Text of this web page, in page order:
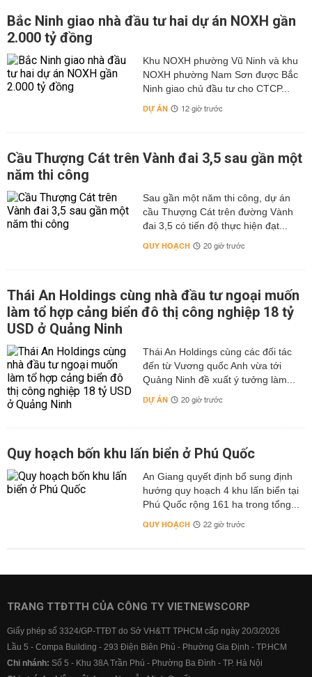
Bắc Ninh giao nhà đầu tư hai dự án NOXH gần
2.000 tỷ đồng
Khu NOXH phường Vũ Ninh và khu
NOXH phường Nam Sơn được Bắc
Ninh giao chủ đầu tư cho CTCP...
DỰ ÁN 12 giờ trước
Cầu Thượng Cát trên Vành đai 3,5 sau gần một
năm thi công
Sau gần một năm thi công, dự án
cầu Thượng Cát trên đường Vành
đai 3,5 có tiến độ thực hiện đạt...
QUY HOẠCH 20 giờ trước
Thái An Holdings cùng nhà đầu tư ngoại muốn
làm tổ hợp cảng biển đô thị công nghiệp 18 tỷ
USD ở Quảng Ninh
Thái An Holdings cùng các đối tác
đến từ Vương quốc Anh vừa tới
Quảng Ninh đề xuất ý tưởng làm...
DỰ ÁN 20 giờ trước
Quy hoạch bốn khu lấn biển ở Phú Quốc
An Giang quyết định bổ sung định
hướng quy hoạch 4 khu lấn biển tại
Phú Quốc rộng 161 ha trong tổng...
QUY HOẠCH 22 giờ trước
TRANG TTĐTTH CỦA CÔNG TY VIETNEWSCORP
Giấy phép số 3324/GP-TTĐT do Sở VH&TT TPHCM cấp ngày 20/3/2026
Lầu 5 - Compa Building - 293 Điện Biên Phủ - Phường Gia Định - TP.HCM
Chi nhánh: Số 5 - Khu 38A Trần Phú - Phường Ba Đình - TP. Hà Nội